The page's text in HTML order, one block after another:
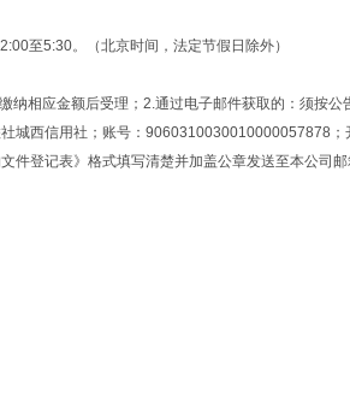
至5:30。（北京时间，法定节假日除外）
相应金额后受理；2.通过电子邮件获取的：须按公
城西信用社；账号：9060310030010000057878；
登记表》格式填写清楚并加盖公章发送至本公司